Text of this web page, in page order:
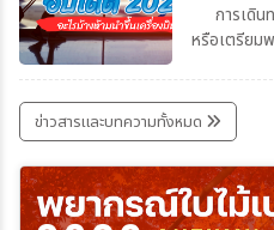
การเดิน
หรือเตรียม
ต่อการถูกยึ
บทความนี้รว
เช็กกันก่อนเ
ราบรื่นและ
ข่าวสารและบทความทั้งหมด